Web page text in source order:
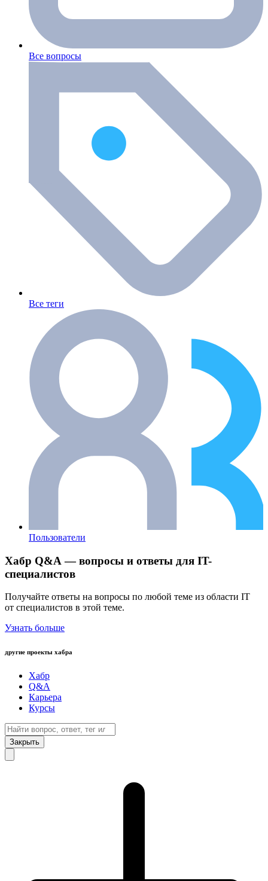
Все вопросы
Все теги
Пользователи
Хабр Q&A — вопросы и ответы для IT-
специалистов
Получайте ответы на вопросы по любой теме из области IT
от специалистов в этой теме.
Узнать больше
другие проекты хабра
Хабр
Q&A
Карьера
Курсы
Закрыть